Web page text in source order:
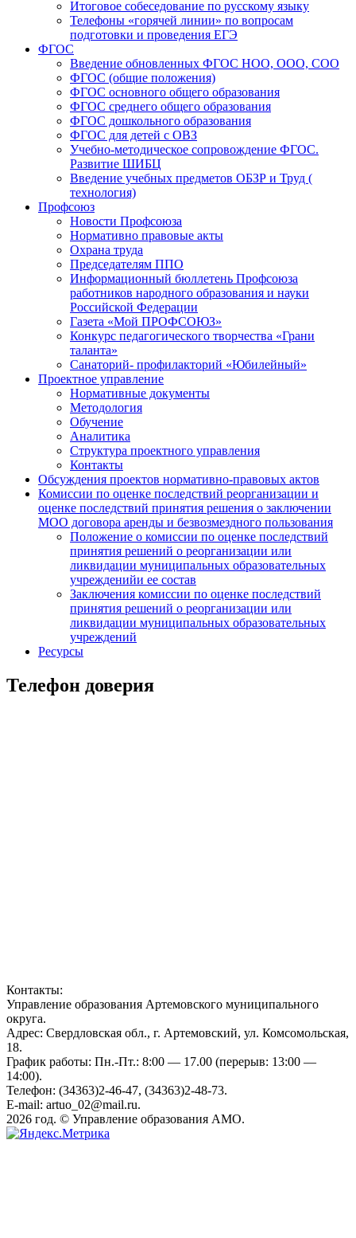
Итоговое собеседование по русскому языку
Телефоны «горячей линии» по вопросам
подготовки и проведения ЕГЭ
ФГОС
Введение обновленных ФГОС НОО, ООО, СОО
ФГОС (общие положения)
ФГОС основного общего образования
ФГОС среднего общего образования
ФГОС дошкольного образования
ФГОС для детей с ОВЗ
Учебно-методическое сопровождение ФГОС.
Развитие ШИБЦ
Введение учебных предметов ОБЗР и Труд (
технология)
Профсоюз
Новости Профсоюза
Нормативно правовые акты
Охрана труда
Председателям ППО
Информационный бюллетень Профсоюза
работников народного образования и науки
Российской Федерации
Газета «Мой ПРОФСОЮЗ»
Конкурс педагогического творчества «Грани
таланта»
Санаторий- профилакторий «Юбилейный»
Проектное управление
Нормативные документы
Методология
Обучение
Аналитика
Структура проектного управления
Контакты
Обсуждения проектов нормативно-правовых актов
Комиссии по оценке последствий реорганизации и
оценке последствий принятия решения о заключении
МОО договора аренды и безвозмездного пользования
Положение о комиссии по оценке последствий
принятия решений о реорганизации или
ликвидации муниципальных образовательных
учрежденийи ее состав
Заключения комиссии по оценке последствий
принятия решений о реорганизации или
ликвидации муниципальных образовательных
учреждений
Ресурсы
Телефон доверия
Контакты:
Управление образования Артемовского муниципального
округа.
Адрес: Свердловская обл., г. Артемовский, ул. Комсомольская,
18.
График работы: Пн.-Пт.: 8:00 — 17.00 (перерыв: 13:00 —
14:00).
Телефон: (34363)2-46-47, (34363)2-48-73.
E-mail: artuo_02@mail.ru.
2026 год. © Управление образования АМО.